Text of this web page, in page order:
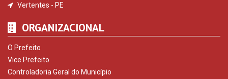
Vertentes - PE
ORGANIZACIONAL
O Prefeito
Vice Prefeito
Controladoria Geral do Município